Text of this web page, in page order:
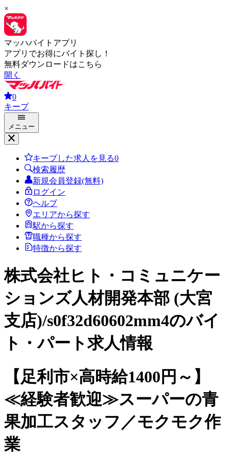
×
マッハバイトアプリ
アプリでお得にバイト探し！
無料ダウンロードはこちら
開く
0
キープ
メニュー
キープした求人を見る0
検索履歴
新規会員登録(無料)
ログイン
ヘルプ
エリアから探す
駅から探す
職種から探す
特徴から探す
株式会社ヒト・コミュニケー
ションズ人材開発本部 (大宮
支店)/s0f32d60602mm4のバイ
ト・パート求人情報
【足利市×高時給1400円～】
≪経験者歓迎≫スーパーの青
果加工スタッフ／モクモク作
業